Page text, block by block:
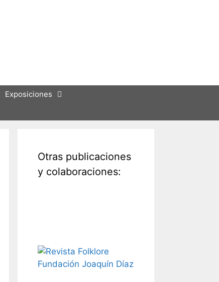
Exposiciones
Otras publicaciones
y colaboraciones: